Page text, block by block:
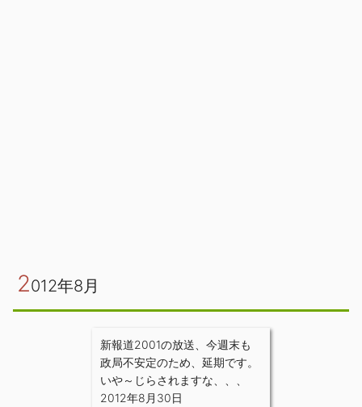
2012年8月
新報道2001の放送、今週末も
政局不安定のため、延期です。
いや～じらされますな、、、
2012年8月30日